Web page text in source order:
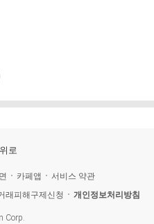
로
카페앱
서비스 약관
래피해구제신청 개인정보처리방침
Corp.